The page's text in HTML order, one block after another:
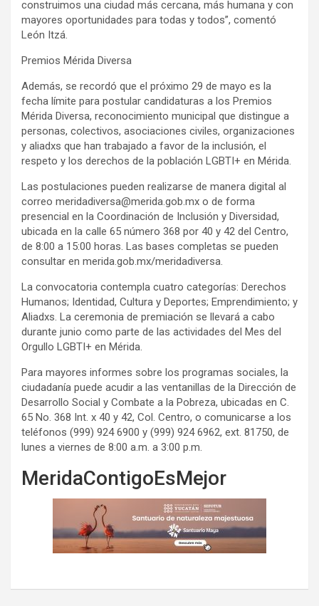
construimos una ciudad más cercana, más humana y con
mayores oportunidades para todas y todos”, comentó
León Itzá.
Premios Mérida Diversa
Además, se recordó que el próximo 29 de mayo es la
fecha límite para postular candidaturas a los Premios
Mérida Diversa, reconocimiento municipal que distingue a
personas, colectivos, asociaciones civiles, organizaciones
y aliadxs que han trabajado a favor de la inclusión, el
respeto y los derechos de la población LGBTI+ en Mérida.
Las postulaciones pueden realizarse de manera digital al
correo meridadiversa@merida.gob.mx o de forma
presencial en la Coordinación de Inclusión y Diversidad,
ubicada en la calle 65 número 368 por 40 y 42 del Centro,
de 8:00 a 15:00 horas. Las bases completas se pueden
consultar en merida.gob.mx/meridadiversa.
La convocatoria contempla cuatro categorías: Derechos
Humanos; Identidad, Cultura y Deportes; Emprendimiento; y
Aliadxs. La ceremonia de premiación se llevará a cabo
durante junio como parte de las actividades del Mes del
Orgullo LGBTI+ en Mérida.
Para mayores informes sobre los programas sociales, la
ciudadanía puede acudir a las ventanillas de la Dirección de
Desarrollo Social y Combate a la Pobreza, ubicadas en C.
65 No. 368 Int. x 40 y 42, Col. Centro, o comunicarse a los
teléfonos (999) 924 6900 y (999) 924 6962, ext. 81750, de
lunes a viernes de 8:00 a.m. a 3:00 p.m.
MeridaContigoEsMejor